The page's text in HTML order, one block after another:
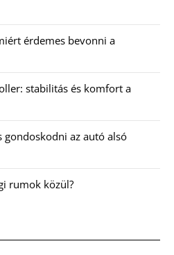
érdemes bevonni a
stabilitás és komfort a
az autó alsó
rumok közül?